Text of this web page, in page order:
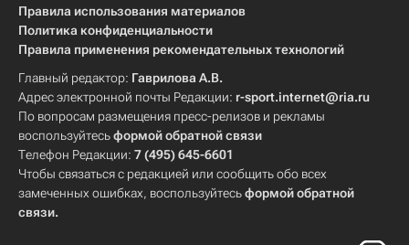
Правила использования материалов
Политика конфиденциальности
Правила применения рекомендательных технологий
Главный редактор: Гаврилова А.В.
Адрес электронной почты Редакции: r-sport.internet@ria.ru
По вопросам размещения пресс-релизов и рекламы
воспользуйтесьформой обратной связи
Телефон Редакции: 7 (495) 645-6601
Чтобы связаться с редакцией или сообщить обо всех
замеченных ошибках, воспользуйтесьформой обратной
связи.